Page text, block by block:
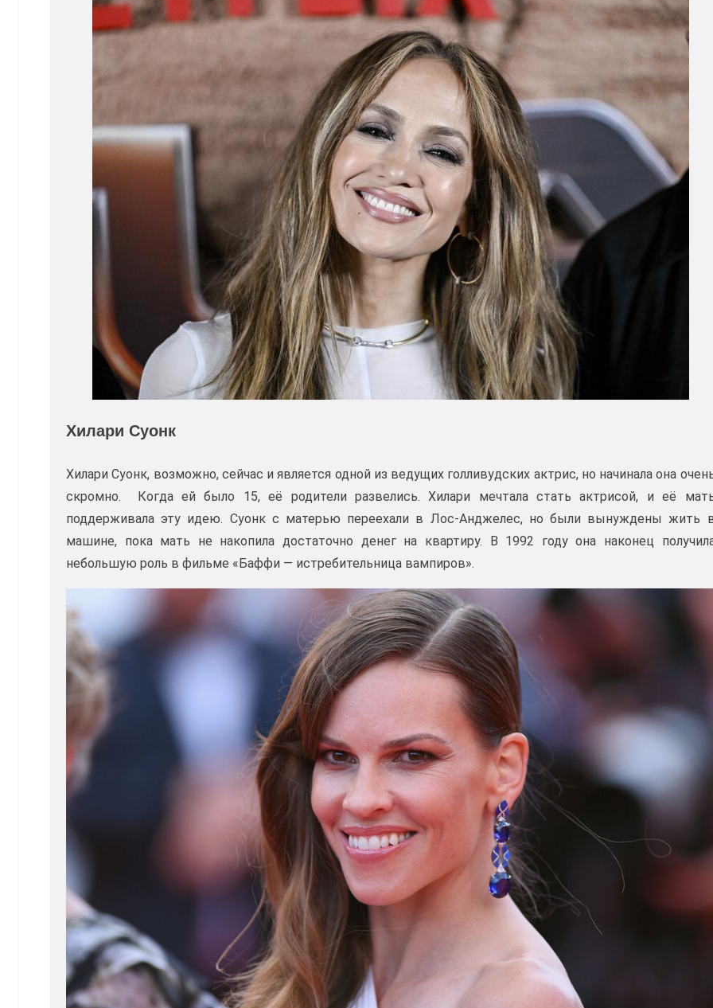
Хилари Суонк
Хилари Суонк, возможно, сейчас и является одной из ведущих голливудских актрис, но начинала она
скромно. Когда ей было 15, её родители развелись. Хилари мечтала стать актрисой, и её
поддерживала эту идею. Суонк с матерью переехали в Лос-Анджелес, но были вынуждены жить
машине, пока мать не накопила достаточно денег на квартиру. В 1992 году она наконец
небольшую роль в фильме «Баффи — истребительница вампиров».